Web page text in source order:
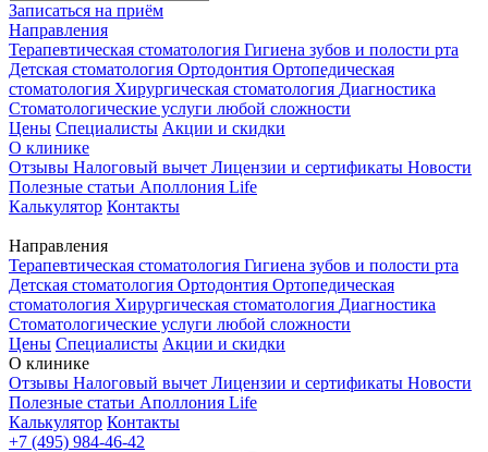
Записаться на приём
Направления
Терапевтическая стоматология Гигиена зубов и полости рта
Детская стоматология Ортодонтия Ортопедическая
стоматология Хирургическая стоматология Диагностика
Стоматологические услуги любой сложности
Цены Специалисты Акции и скидки
О клинике
Отзывы Налоговый вычет Лицензии и сертификаты Новости
Полезные статьи Аполлония Life
Калькулятор Контакты
Направления
Терапевтическая стоматология Гигиена зубов и полости рта
Детская стоматология Ортодонтия Ортопедическая
стоматология Хирургическая стоматология Диагностика
Стоматологические услуги любой сложности
Цены Специалисты Акции и скидки
О клинике
Отзывы Налоговый вычет Лицензии и сертификаты Новости
Полезные статьи Аполлония Life
Калькулятор Контакты
+7 (495) 984-46-42